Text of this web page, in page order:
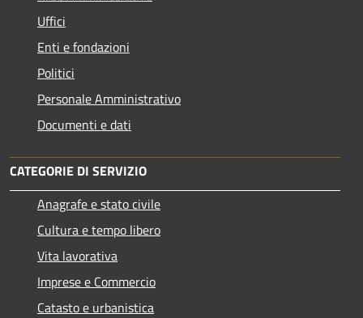
Uffici
Enti e fondazioni
Politici
Personale Amministrativo
Documenti e dati
CATEGORIE DI SERVIZIO
Anagrafe e stato civile
Cultura e tempo libero
Vita lavorativa
Imprese e Commercio
Catasto e urbanistica